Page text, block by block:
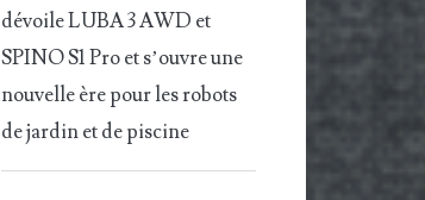
dévoile LUBA 3 AWD et
SPINO S1 Pro et s’ouvre une
nouvelle ère pour les robots
de jardin et de piscine